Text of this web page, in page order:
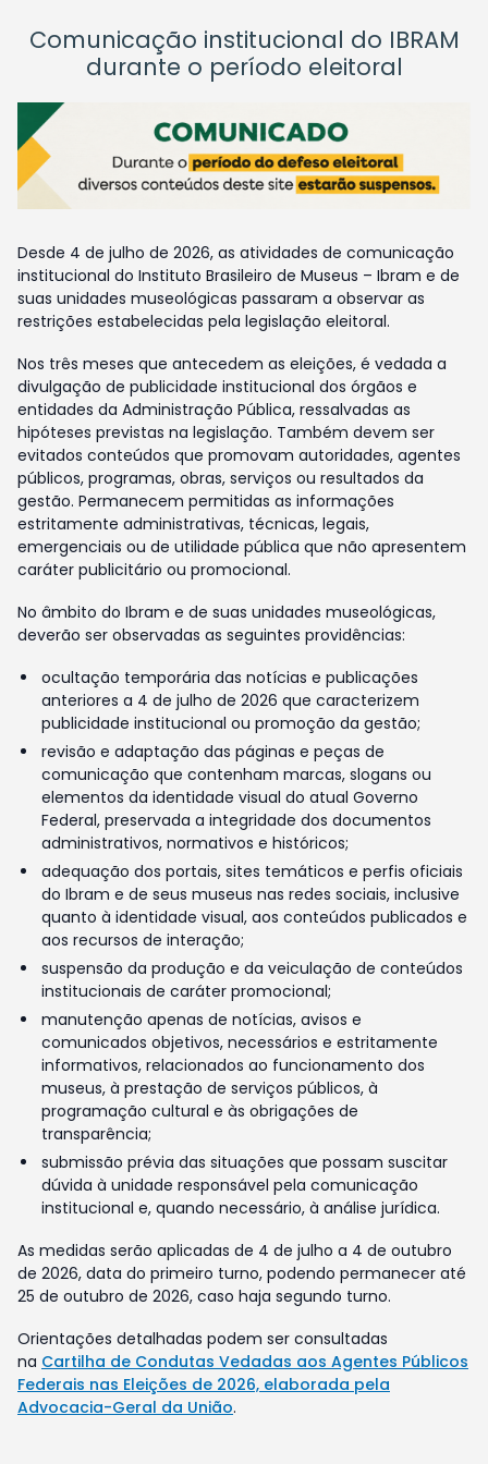
Comunicação institucional do IBRAM
durante o período eleitoral
Desde 4 de julho de 2026, as atividades de comunicação
institucional do Instituto Brasileiro de Museus – Ibram e de
suas unidades museológicas passaram a observar as
restrições estabelecidas pela legislação eleitoral.
Nos três meses que antecedem as eleições, é vedada a
divulgação de publicidade institucional dos órgãos e
entidades da Administração Pública, ressalvadas as
hipóteses previstas na legislação. Também devem ser
evitados conteúdos que promovam autoridades, agentes
públicos, programas, obras, serviços ou resultados da
gestão. Permanecem permitidas as informações
estritamente administrativas, técnicas, legais,
emergenciais ou de utilidade pública que não apresentem
caráter publicitário ou promocional.
No âmbito do Ibram e de suas unidades museológicas,
deverão ser observadas as seguintes providências:
ocultação temporária das notícias e publicações
anteriores a 4 de julho de 2026 que caracterizem
publicidade institucional ou promoção da gestão;
revisão e adaptação das páginas e peças de
comunicação que contenham marcas, slogans ou
elementos da identidade visual do atual Governo
Federal, preservada a integridade dos documentos
administrativos, normativos e históricos;
adequação dos portais, sites temáticos e perfis oficiais
do Ibram e de seus museus nas redes sociais, inclusive
quanto à identidade visual, aos conteúdos publicados e
aos recursos de interação;
suspensão da produção e da veiculação de conteúdos
institucionais de caráter promocional;
manutenção apenas de notícias, avisos e
comunicados objetivos, necessários e estritamente
informativos, relacionados ao funcionamento dos
museus, à prestação de serviços públicos, à
programação cultural e às obrigações de
transparência;
submissão prévia das situações que possam suscitar
dúvida à unidade responsável pela comunicação
institucional e, quando necessário, à análise jurídica.
As medidas serão aplicadas de 4 de julho a 4 de outubro
de 2026, data do primeiro turno, podendo permanecer até
25 de outubro de 2026, caso haja segundo turno.
Orientações detalhadas podem ser consultadas
na Cartilha de Condutas Vedadas aos Agentes Públicos
Federais nas Eleições de 2026, elaborada pela
Advocacia-Geral da União.